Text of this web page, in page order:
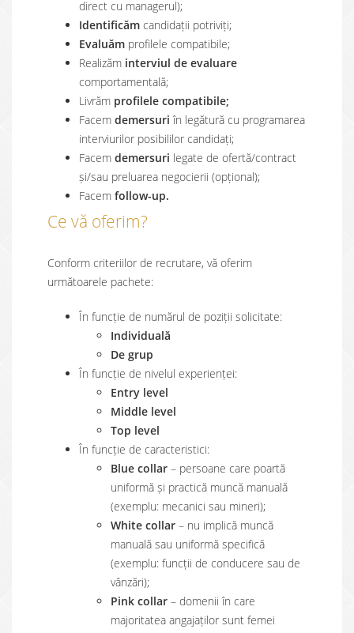
direct cu managerul);
Identificăm candidații potriviți;
Evaluăm profilele compatibile;
Realizăm interviul de evaluare
comportamentală;
Livrăm profilele compatibile;
Facem demersuri în legătură cu programarea
interviurilor posibililor candidați;
Facem demersuri legate de ofertă/contract
și/sau preluarea negocierii (opțional);
Facem follow-up.
Ce vă oferim?
Conform criteriilor de recrutare, vă oferim
următoarele pachete:
În funcție de numărul de poziții solicitate:
Individuală
De grup
În funcție de nivelul experienței:
Entry level
Middle level
Top level
În funcție de caracteristici:
Blue collar – persoane care poartă
uniformă și practică muncă manuală
(exemplu: mecanici sau mineri);
White collar – nu implică muncă
manuală sau uniformă specifică
(exemplu: funcții de conducere sau de
vânzări);
Pink collar – domenii în care
majoritatea angajaților sunt femei